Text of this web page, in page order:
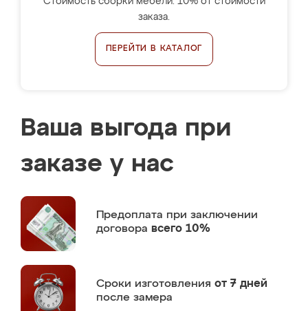
заказа.
ПЕРЕЙТИ В КАТАЛОГ
Ваша выгода при
заказе у нас
Предоплата при заключении
договора всего 10%
Сроки изготовления от 7 дней
после замера